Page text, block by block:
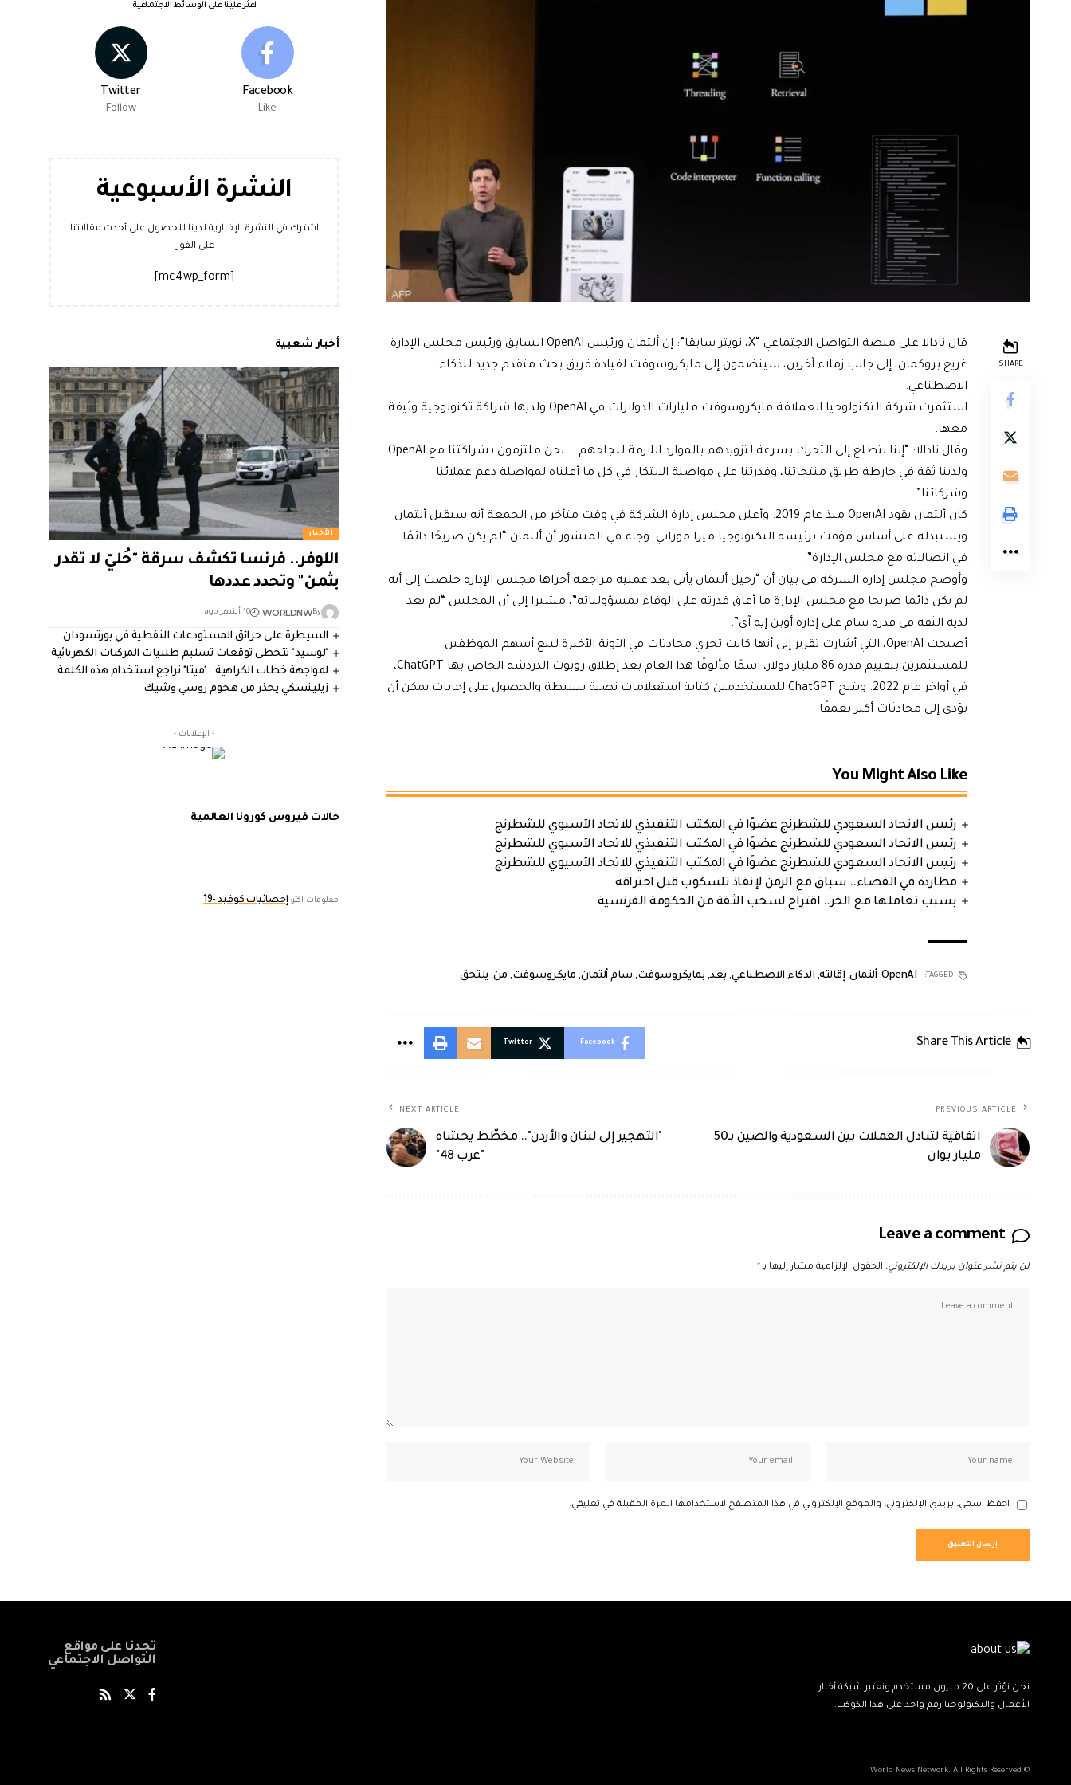
SHARE
قال نادالا على منصة التواصل الاجتماعي “X، تويتر سابقا”: إن ألتمان ورئيس OpenAI السابق ورئيس مجلس الإدارة
غريغ بروكمان، إلى جانب زملاء آخرين، سينضمون إلى مايكروسوفت لقيادة فريق بحث متقدم جديد للذكاء
الاصطناعي.
استثمرت شركة التكنولوجيا العملاقة مايكروسوفت مليارات الدولارات في OpenAI ولديها شراكة تكنولوجية وثيقة
معها.
وقال نادالا: “إننا نتطلع إلى التحرك بسرعة لتزويدهم بالموارد اللازمة لنجاحهم … نحن ملتزمون بشراكتنا مع OpenAI
ولدينا ثقة في خارطة طريق منتجاتنا، وقدرتنا على مواصلة الابتكار في كل ما أعلناه لمواصلة دعم عملائنا
وشركائنا”.
كان ألتمان يقود OpenAI منذ عام 2019. وأعلن مجلس إدارة الشركة في وقت متأخر من الجمعة أنه سيقيل ألتمان
ويستبدله على أساس مؤقت برئيسة التكنولوجيا ميرا موراتي. وجاء في المنشور أن ألتمان “لم يكن صريحًا دائمًا
في اتصالاته مع مجلس الإدارة”.
وأوضح مجلس إدارة الشركة في بيان أن “رحيل ألتمان يأتي بعد عملية مراجعة أجراها مجلس الإدارة خلصت إلى أنه
لم يكن دائما صريحا مع مجلس الإدارة ما أعاق قدرته على الوفاء بمسؤولياته”، مشيرا إلى أن المجلس “لم يعد
لديه الثقة في قدرة سام على إدارة أوبن إيه آي”.
أصبحت OpenAI، التي أشارت تقرير إلى أنها كانت تجري محادثات في الآونة الأخيرة لبيع أسهم الموظفين
للمستثمرين بتقييم قدره 86 مليار دولار، اسمًا مألوفًا هذا العام بعد إطلاق روبوت الدردشة الخاص بها ChatGPT،
في أواخر عام 2022. ويتيح ChatGPT للمستخدمين كتابة استعلامات نصية بسيطة والحصول على إجابات يمكن أن
تؤدي إلى محادثات أكثر تعمقًا.
You Might Also Like
رئيس الاتحاد السعودي للشطرنج عضوًا في المكتب التنفيذي للاتحاد الآسيوي للشطرنج
رئيس الاتحاد السعودي للشطرنج عضوًا في المكتب التنفيذي للاتحاد الآسيوي للشطرنج
رئيس الاتحاد السعودي للشطرنج عضوًا في المكتب التنفيذي للاتحاد الآسيوي للشطرنج
مطاردة في الفضاء.. سباق مع الزمن لإنقاذ تلسكوب قبل احتراقه
بسبب تعاملها مع الحر.. اقتراح لسحب الثقة من الحكومة الفرنسية
TAGGED:
OpenAI
, ألتمان, إقالته, الذكاء الاصطناعي, بعد, بمايكروسوفت, سام ألتمان, مايكروسوفت, من, يلتحق
Share This Article
Facebook
Twitter
PREVIOUS ARTICLE
اتفاقية لتبادل العملات بين السعودية والصين بـ50
مليار يوان
NEXT ARTICLE
"التهجير إلى لبنان والأردن".. مخطّط يخشاه
"عرب 48"
Leave a comment
لن يتم نشر عنوان بريدك الإلكتروني. الحقول الإلزامية مشار إليها بـ*
احفظ اسمي، بريدي الإلكتروني، والموقع الإلكتروني في هذا المتصفح لاستخدامها المرة المقبلة في تعليقي.
اعثر علينا على الوسائط الاجتماعية
Facebook
Like
Twitter
Follow
النشرة الأسبوعية
اشترك في النشرة الإخبارية لدينا للحصول على أحدث مقالاتنا
على الفور!
[mc4wp_form]
أخبار شعبية
الأخبار
اللوفر.. فرنسا تكشف سرقة "حُليّ لا تقدر
بثمن" وتحدد عددها
By
WORLDNW 10 أشهر ago
السيطرة على حرائق المستودعات النفطية في بورتسودان
"لوسيد" تتخطى توقعات تسليم طلبيات المركبات الكهربائية
لمواجهة خطاب الكراهية.. "ميتا" تراجع استخدام هذه الكلمة
زيلينسكي يحذر من هجوم روسي وشيك
- الإعلانات -
حالات فيروس كورونا العالمية
معلومات اكثر: إحصائيات كوفيد -19
نحن نؤثر على 20 مليون مستخدم ونعتبر شبكة أخبار
الأعمال والتكنولوجيا رقم واحد على هذا الكوكب.
تجدنا على مواقع
التواصل الاجتماعي
© World News Network. All Rights Reserved.